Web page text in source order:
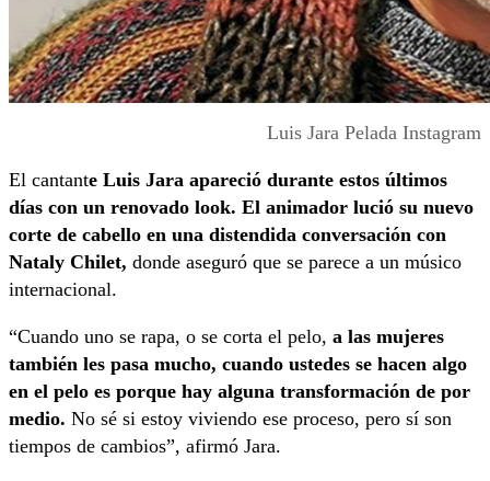
Luis Jara Pelada Instagram
El cantante Luis Jara apareció durante estos últimos
días con un renovado look. El animador lució su nuevo
corte de cabello en una distendida conversación con
Nataly Chilet, donde aseguró que se parece a un músico
internacional.
“Cuando uno se rapa, o se corta el pelo, a las mujeres
también les pasa mucho, cuando ustedes se hacen algo
en el pelo es porque hay alguna transformación de por
medio. No sé si estoy viviendo ese proceso, pero sí son
tiempos de cambios”, afirmó Jara.